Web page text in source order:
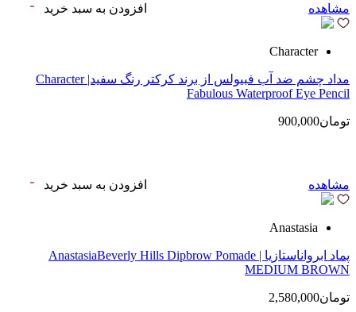
مشاهده افزودن به سبد خرید
Character
مداد چشم ضد آب فبیولس از برند کرکتر رنگ سفید| Character
Fabulous Waterproof Eye Pencil
تومان900,000
مشاهده افزودن به سبد خرید
Anastasia
پماد ابرواناستازیا | AnastasiaBeverly Hills Dipbrow Pomade
MEDIUM BROWN
تومان2,580,000